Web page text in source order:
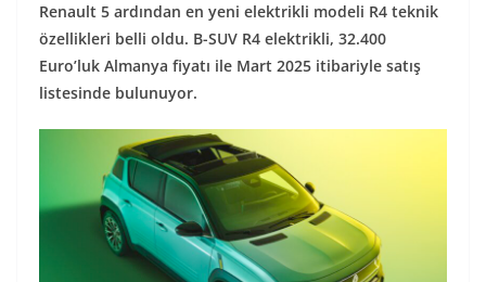
Renault 5 ardından en yeni elektrikli modeli R4 teknik
özellikleri belli oldu. B-SUV R4 elektrikli, 32.400
Euro’luk Almanya fiyatı ile Mart 2025 itibariyle satış
listesinde bulunuyor.